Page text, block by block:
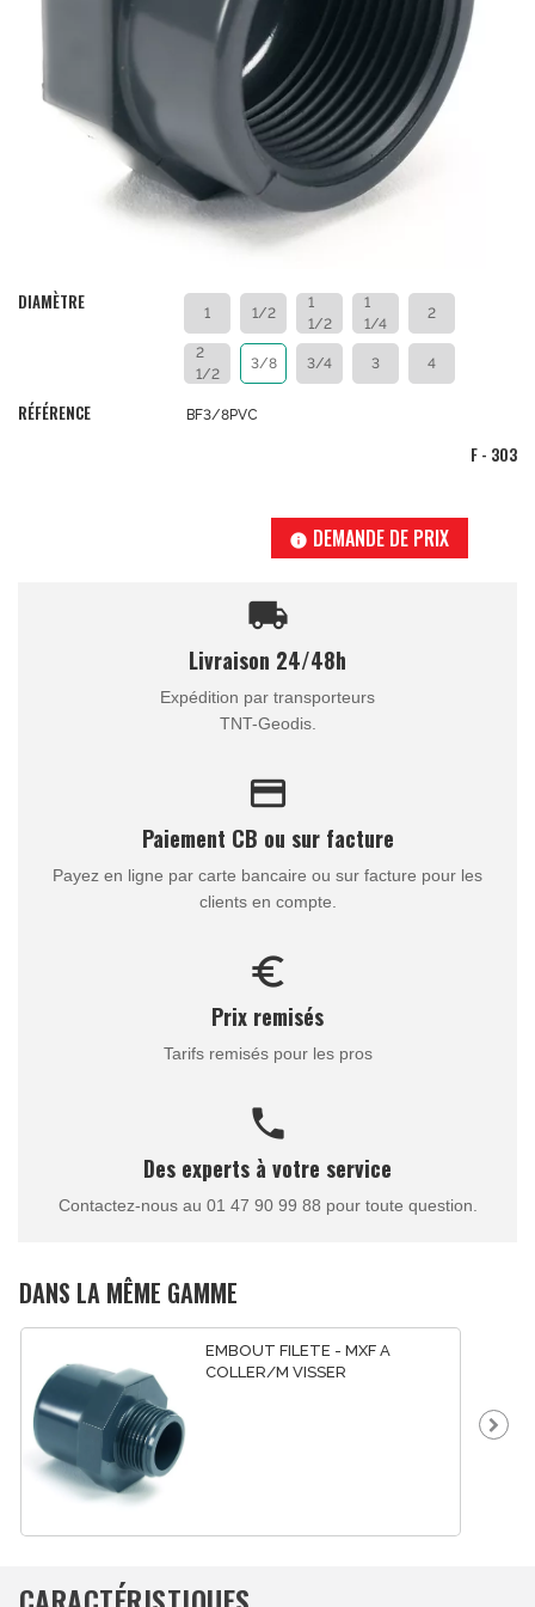
DIAMÈTRE 1 1/2
1
1/2
1
1/4
2
2
1/2
3/8 3/4 3 4
RÉFÉRENCE BF3/8PVC
F - 303
info DEMANDE DE PRIX
local_shipping
Livraison 24/48h
Expédition par transporteurs
TNT-Geodis.
credit_card
Paiement CB ou sur facture
Payez en ligne par carte bancaire ou sur facture pour les
clients en compte.
euro_symbol
Prix remisés
Tarifs remisés pour les pros
call
Des experts à votre service
Contactez-nous au 01 47 90 99 88 pour toute question.
DANS LA MÊME GAMME
EMBOUT FILETE - MXF A
COLLER/M VISSER